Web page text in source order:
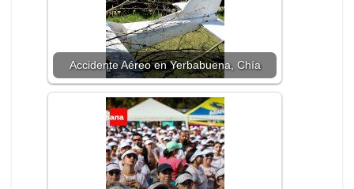
Accidente Aéreo en Yerbabuena, Chía